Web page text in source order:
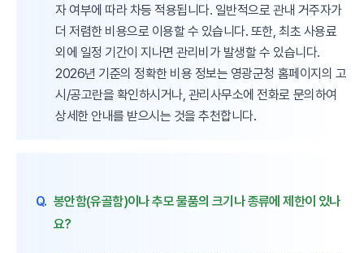
자 여부에 따라 차등 적용됩니다. 일반적으로 관내 거주자가
더 저렴한 비용으로 이용할 수 있습니다. 또한, 최초 사용료
외에 일정 기간이 지나면 관리비가 발생할 수 있습니다.
2026년 기준의 정확한 비용 정보는 영광군청 홈페이지의 고
시/공고란을 확인하시거나, 관리사무소에 전화로 문의하여
상세한 안내를 받으시는 것을 추천합니다.
Q. 봉안함(유골함)이나 추모 물품의 크기나 종류에 제한이 있나
요?